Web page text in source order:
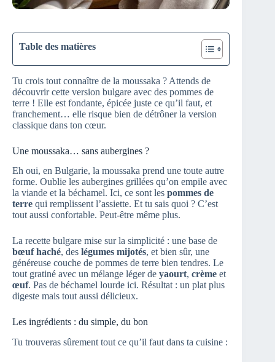
Table des matières
Tu crois tout connaître de la moussaka ? Attends de
découvrir cette version bulgare avec des pommes de
terre ! Elle est fondante, épicée juste ce qu’il faut, et
franchement… elle risque bien de détrôner la version
classique dans ton cœur.
Une moussaka… sans aubergines ?
Eh oui, en Bulgarie, la moussaka prend une toute autre
forme. Oublie les aubergines grillées qu’on empile avec
la viande et la béchamel. Ici, ce sont les pommes de
terre qui remplissent l’assiette. Et tu sais quoi ? C’est
tout aussi confortable. Peut-être même plus.
La recette bulgare mise sur la simplicité : une base de
bœuf haché, des légumes mijotés, et bien sûr, une
généreuse couche de pommes de terre bien tendres. Le
tout gratiné avec un mélange léger de yaourt, crème et
œuf. Pas de béchamel lourde ici. Résultat : un plat plus
digeste mais tout aussi délicieux.
Les ingrédients : du simple, du bon
Tu trouveras sûrement tout ce qu’il faut dans ta cuisine :